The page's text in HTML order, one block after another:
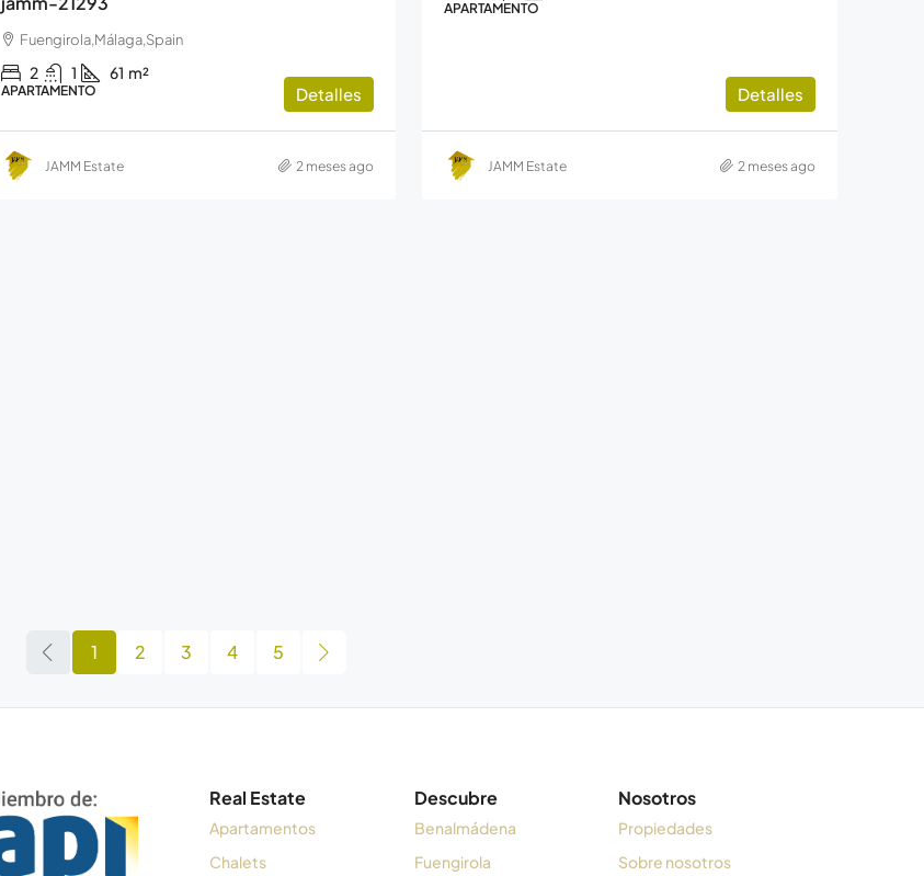
Fuengirola,Málaga,Spain
2 1 61 m²
APARTAMENTO Detalles
JAMM Estate 2 meses ago
APARTAMENTO
Detalles
JAMM Estate 2 meses ago
1 2 3 4 5
Real Estate
Apartamentos
Chalets
Descubre
Benalmádena
Fuengirola
Nosotros
Propiedades
Sobre nosotros